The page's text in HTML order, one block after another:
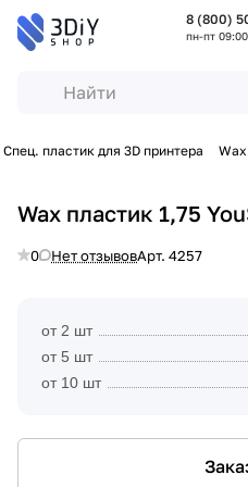
8 (800)
пн-пт
Спец. пластик для 3D принтера Wax
Wax пластик 1,75
0 Нет отзывовАрт. 4257
от 2 шт
от 5 шт
от 10 шт